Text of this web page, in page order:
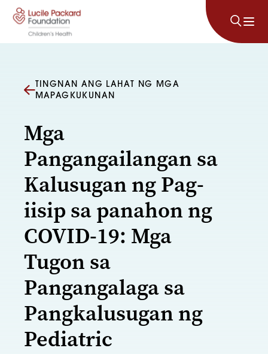
Lumaktaw sa nilalaman
TINGNAN ANG LAHAT NG MGA
MAPAGKUKUNAN
Mga
Pangangailangan sa
Kalusugan ng Pag-
iisip sa panahon ng
COVID-19: Mga
Tugon sa
Pangangalaga sa
Pangkalusugan ng
Pediatric